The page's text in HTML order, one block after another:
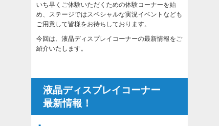
いち早くご体験いただくための体験コーナーを始
め、ステージではスペシャルな実況イベントなども
ご用意して皆様をお待ちしております。
今回は、液晶ディスプレイコーナーの最新情報をご
紹介いたします。
液晶ディスプレイコーナー
最新情報！